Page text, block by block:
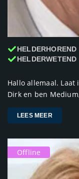
HELDERHOREND
HELDERWETEND
Hallo allemaal.
Dirk en ben
LEES MEER
Offline